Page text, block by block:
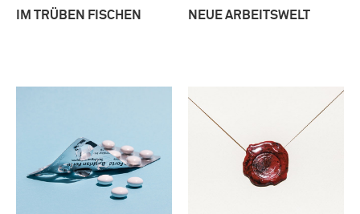
IM TRÜBEN FISCHEN NEUE ARBEITSWELT